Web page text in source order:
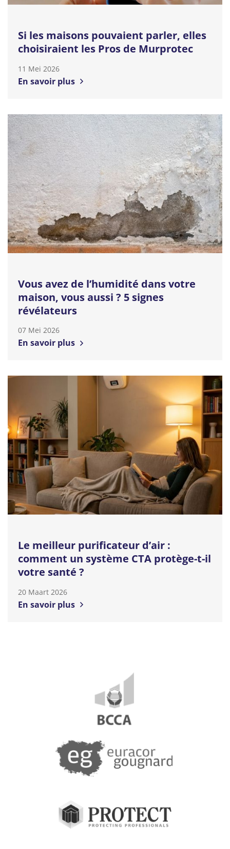
Si les maisons pouvaient parler, elles
choisiraient les Pros de Murprotec
11 Mei 2026
En savoir plus
Vous avez de l’humidité dans votre
maison, vous aussi ? 5 signes
révélateurs
07 Mei 2026
En savoir plus
Le meilleur purificateur d’air :
comment un système CTA protège-t-il
votre santé ?
20 Maart 2026
En savoir plus